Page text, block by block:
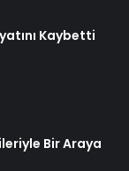
Kaybetti
Bir Araya